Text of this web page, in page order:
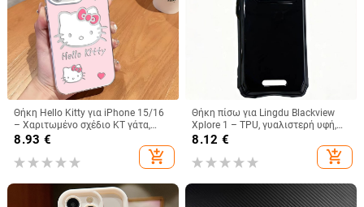
Θήκη Hello Kitty για iPhone 15/16
– Χαριτωμένο σχέδιο KT γάτα,
λευκό ή μαύρο, Ανθεκτική σε
8.93 €
add_shopping_cart
Θήκη πίσω για Lingdu Blackview
Xplore 1 – TPU, γυαλιστερή υφή,
κατασκευή με έγχυση,
8.12 €
add_shopping_cart